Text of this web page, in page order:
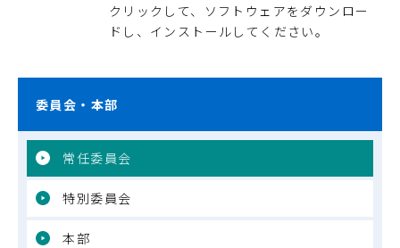
クリックして、ソフトウェアをダウンロー
ドし、インストールしてください。
委員会・本部
常任委員会
特別委員会
本部